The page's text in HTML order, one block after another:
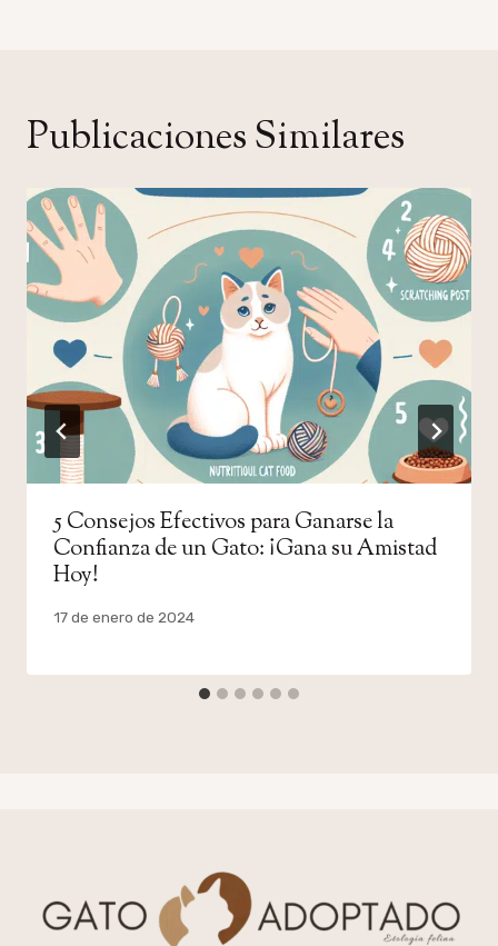
Publicaciones Similares
5 Consejos Efectivos para Ganarse la
Confianza de un Gato: ¡Gana su Amistad
Hoy!
Por
17 de enero de 2024